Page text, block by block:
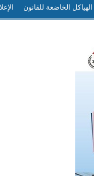
الهياكل الخاضعة للقانون